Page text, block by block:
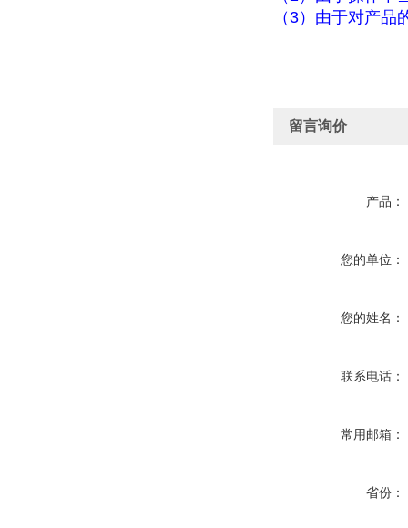
（3）由于对产品
留言询价
产品：
您的单位：
您的姓名：
联系电话：
常用邮箱：
省份：